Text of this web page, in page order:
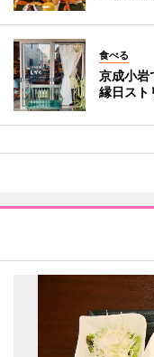
食べる
京成小
縁日スト